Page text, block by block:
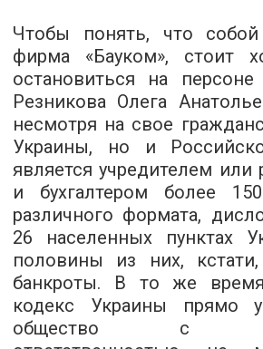
Чтобы понять, что собой
фирма «Бауком», стоит
остановиться на
Резникова Олега
несмотря на свое
Украины, но и
является учредителем или
и бухгалтером более
различного формата,
26 населенных пунктах
половины из них,
банкроты. В то же
кодекс Украины прямо
общество с